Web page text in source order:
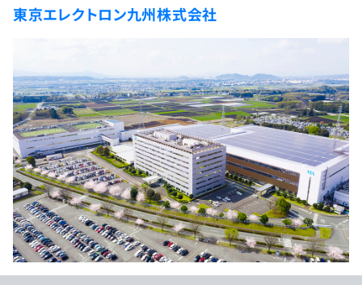
イベント・セミナー
インタビュー
就活成功ガイド
ナレッジ
リファレンス
プラン
個人向けプラン
法人向けプラン
評価結果一覧
再チャレンジ結果一覧
paiza times
note
東京エレクトロン九州株式会社